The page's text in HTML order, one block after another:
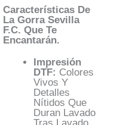
Características De
La Gorra Sevilla
F.C. Que Te
Encantarán.
Impresión
DTF: Colores
Vivos Y
Detalles
Nítidos Que
Duran Lavado
Tras Lavado.